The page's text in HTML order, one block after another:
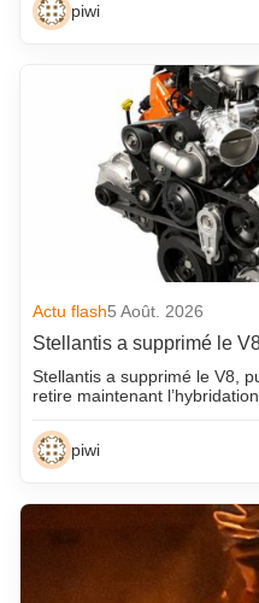
piwi
Actu flash5 Août. 2026
Stellantis a supprimé le
Stellantis a supprimé le V8,
retire maintenant
piwi